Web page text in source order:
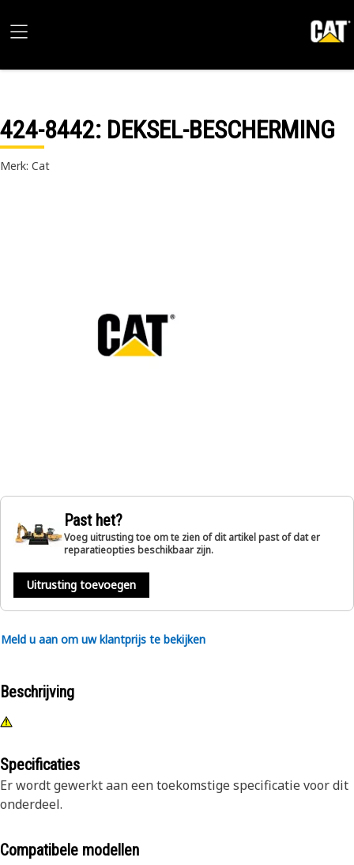
424-8442: DEKSEL-BESCHERMING
Merk: Cat
Past het?
Voeg uitrusting toe om te zien of dit artikel past of dat er
reparatieopties beschikbaar zijn.
Uitrusting toevoegen
Meld u aan om uw klantprijs te bekijken
Beschrijving
Specificaties
Er wordt gewerkt aan een toekomstige specificatie voor dit
onderdeel.
Compatibele modellen